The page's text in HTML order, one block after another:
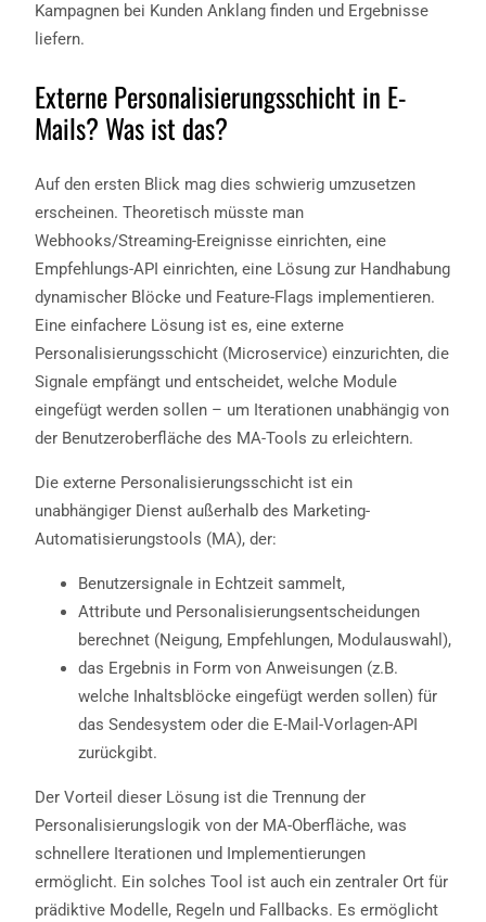
Kampagnen bei Kunden Anklang finden und Ergebnisse
liefern.
Externe Personalisierungsschicht in E-
Mails? Was ist das?
Auf den ersten Blick mag dies schwierig umzusetzen
erscheinen. Theoretisch müsste man
Webhooks/Streaming-Ereignisse einrichten, eine
Empfehlungs-API einrichten, eine Lösung zur Handhabung
dynamischer Blöcke und Feature-Flags implementieren.
Eine einfachere Lösung ist es, eine externe
Personalisierungsschicht (Microservice) einzurichten, die
Signale empfängt und entscheidet, welche Module
eingefügt werden sollen – um Iterationen unabhängig von
der Benutzeroberfläche des MA-Tools zu erleichtern.
Die externe Personalisierungsschicht ist ein
unabhängiger Dienst außerhalb des Marketing-
Automatisierungstools (MA), der:
Benutzersignale in Echtzeit sammelt,
Attribute und Personalisierungsentscheidungen
berechnet (Neigung, Empfehlungen, Modulauswahl),
das Ergebnis in Form von Anweisungen (z.B.
welche Inhaltsblöcke eingefügt werden sollen) für
das Sendesystem oder die E-Mail-Vorlagen-API
zurückgibt.
Der Vorteil dieser Lösung ist die Trennung der
Personalisierungslogik von der MA-Oberfläche, was
schnellere Iterationen und Implementierungen
ermöglicht. Ein solches Tool ist auch ein zentraler Ort für
prädiktive Modelle, Regeln und Fallbacks. Es ermöglicht